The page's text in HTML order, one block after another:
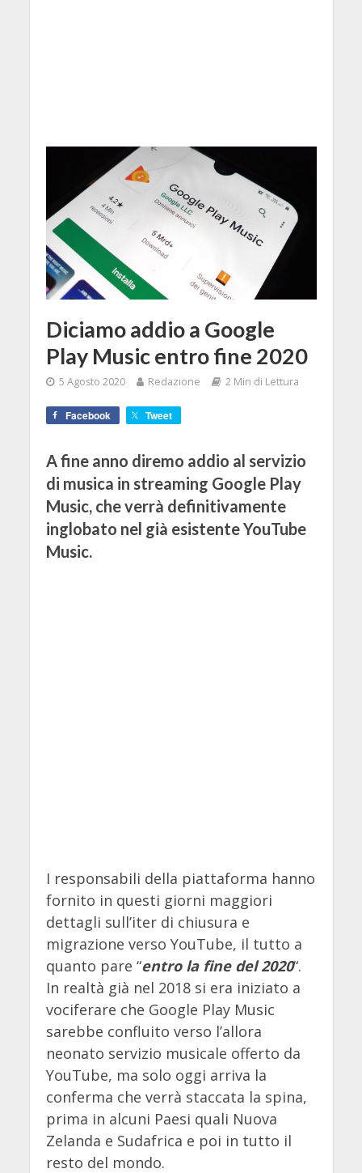
Diciamo addio a Google
Play Music entro fine 2020
5 Agosto 2020 Redazione 2 Min di Lettura
Facebook Tweet
A fine anno diremo addio al servizio
di musica in streaming Google Play
Music, che verrà definitivamente
inglobato nel già esistente YouTube
Music.
I responsabili della piattaforma hanno
fornito in questi giorni maggiori
dettagli sull’iter di chiusura e
migrazione verso YouTube, il tutto a
quanto pare “entro la fine del 2020“.
In realtà già nel 2018 si era iniziato a
vociferare che Google Play Music
sarebbe confluito verso l’allora
neonato servizio musicale offerto da
YouTube, ma solo oggi arriva la
conferma che verrà staccata la spina,
prima in alcuni Paesi quali Nuova
Zelanda e Sudafrica e poi in tutto il
resto del mondo.